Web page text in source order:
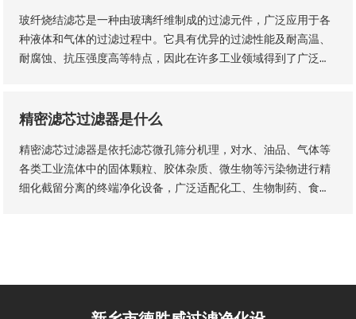
玻纤烧结滤芯是一种由玻璃纤维制成的过滤元件，广泛应用于各
种液体和气体的过滤过程中。它具有优异的过滤性能及耐高温、
耐腐蚀、抗压强度高等特点，因此在许多工业领域得到了广泛的
精密滤芯过滤器是什么
精密滤芯过滤器是依托滤芯微孔筛分机理，对水、油品、气体等
各类工业流体中的固体颗粒、胶体杂质、微生物等污染物进行精
细化截留分离的终端净化设备，广泛适配化工、生物制药、食品